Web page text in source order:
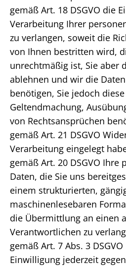
gemäß Art. 18 DSGVO die
Verarbeitung Ihrer
zu verlangen, soweit die
von Ihnen bestritten wird,
unrechtmäßig ist, Sie aber
ablehnen und wir die
benötigen, Sie jedoch
Geltendmachung,
von Rechtsansprüchen
gemäß Art. 21 DSGVO
Verarbeitung eingelegt
gemäß Art. 20 DSGVO Ihre
Daten, die Sie uns
einem strukturierten,
maschinenlesebaren
die Übermittlung an einen
Verantwortlichen zu
gemäß Art. 7 Abs. 3
Einwilligung jederzeit